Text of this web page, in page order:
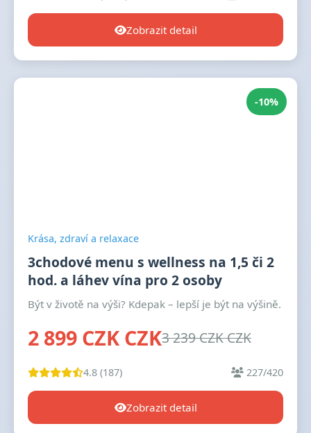
Zobrazit detail
-10%
Krása, zdraví a relaxace
3chodové menu s wellness na 1,5 či 2
hod. a láhev vína pro 2 osoby
Být v životě na výši? Kdepak – lepší je být na výšině.
2 899 CZK CZK3 239 CZK CZK
4.8 (187) 227/420
Zobrazit detail